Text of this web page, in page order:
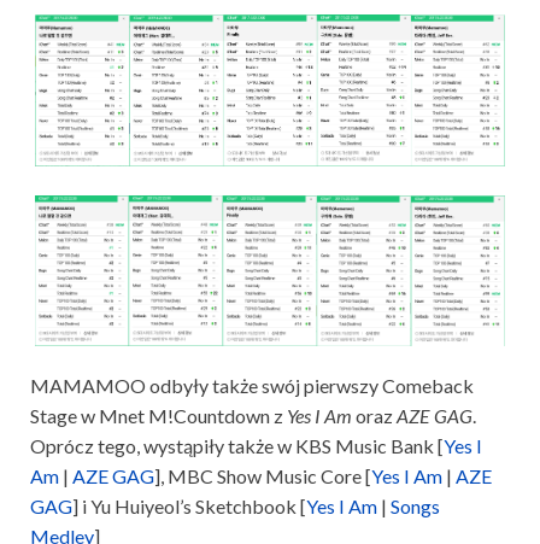
MAMAMOO odbyły także swój pierwszy Comeback
Stage w Mnet M!Countdown z Yes I Am orazAZE GAG.
Oprócz tego, wystąpiły także w KBS Music Bank [Yes I
Am | AZE GAG], MBC Show Music Core [Yes I Am | AZE
GAG] i Yu Huiyeol’s Sketchbook [Yes I Am | Songs
Medley]